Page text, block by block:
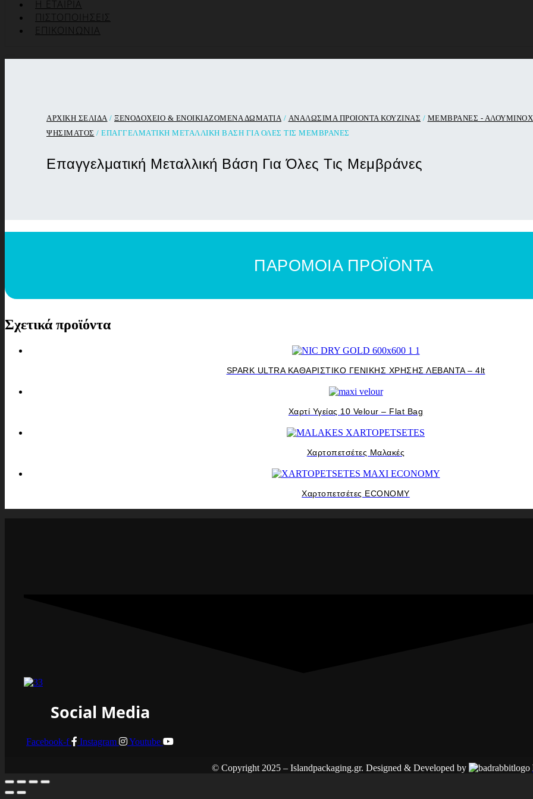
Η ΕΤΑΙΡΊΑ
ΠΙΣΤΟΠΟΙΉΣΕΙΣ
ΕΠΙΚΟΙΝΩΝΊΑ
ΑΡΧΙΚΉ ΣΕΛΊΔΑ/ ΞΕΝΟΔΟΧΕΙΟ & ΕΝΟΙΚΙΑΖΟΜΕΝΑ ΔΩΜΑΤΙΑ/ ΑΝΑΛΩΣΙΜΑ ΠΡΟΙΟΝΤΑ ΚΟΥΖΙΝΑΣ / ΜΕΜΒΡΑΝΕΣ -
ΨΗΣΙΜΑΤΟΣ / ΕΠΑΓΓΕΛΜΑΤΙΚΉ ΜΕΤΑΛΛΙΚΉ ΒΆΣΗ ΓΙΑ ΌΛΕΣ ΤΙΣ ΜΕΜΒΡΆΝΕΣ
Επαγγελματική Μεταλλική Βάση Για Όλες Τις Μεμβράνες
ΠΑΡΟΜΟΙΑ ΠΡΟΪΟΝΤΑ
Σχετικά προϊόντα
SPARK ULTRA ΚΑΘΑΡΙΣΤΙΚΟ ΓΕΝΙΚΗΣ ΧΡΗΣΗΣ ΛΕΒΑΝΤΑ – 4lt
Χαρτί Υγείας 10 Velour – Flat Bag
Χαρτοπετσέτες Μαλακές
Χαρτοπετσέτες ECONOMY
Social Media
Facebook-f Instagram Youtube
© Copyright 2025 – Islandpackaging.gr. Designed & Developed by